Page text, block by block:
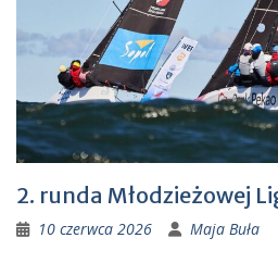
2. runda Młodzieżowej
10 czerwca 2026 Maja Buła